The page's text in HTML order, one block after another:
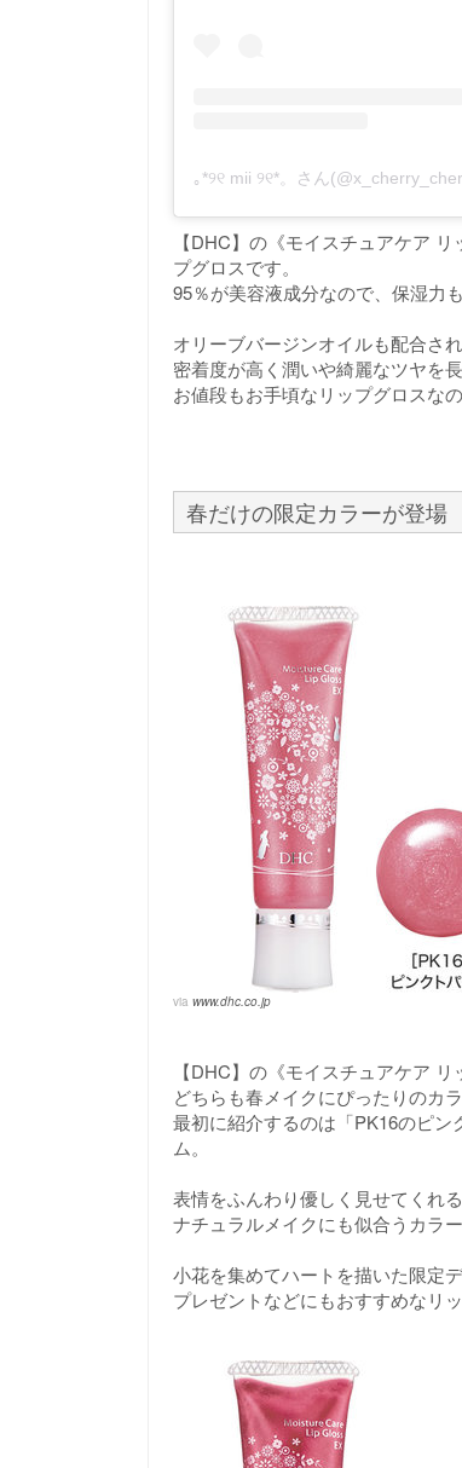
｡*୨୧ mii ୨୧*。さん
【DHC】の《モイスチュアケア
プグロスです。
95％が美容液成分なので、保湿力
オリーブバージンオイルも配合さ
密着度が高く潤いや綺麗なツヤを
お値段もお手頃なリップグロスな
春だけの限定カラーが登場
via www.dhc.co.jp
【DHC】の《モイスチュアケア
どちらも春メイクにぴったりのカ
最初に紹介するのは「PK16のピ
ム。
表情をふんわり優しく見せてくれ
ナチュラルメイクにも似合うカラ
小花を集めてハートを描いた限定
プレゼントなどにもおすすめなリ